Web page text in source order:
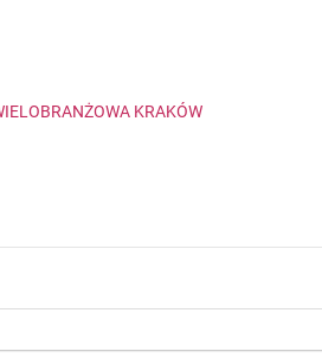
KRAKÓW